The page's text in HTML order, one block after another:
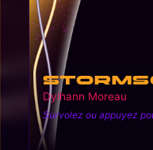
Dylhann Moreau
Survolez ou appuyez